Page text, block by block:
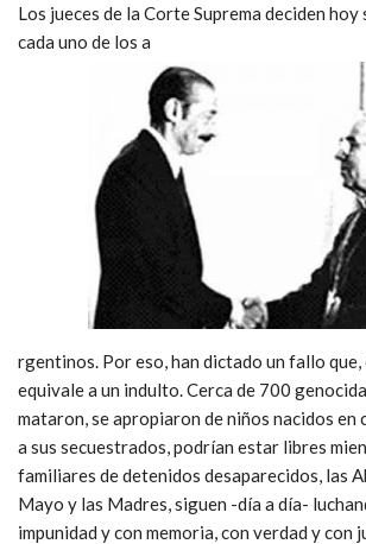
Los jueces de la Corte Suprema deciden
cada uno de los a
rgentinos. Por eso, han dictado un fallo que,
equivale a un indulto. Cerca de 700
mataron, se apropiaron de niños nacidos
a sus secuestrados, podrían estar libres
familiares de detenidos desaparecidos, las
Mayo y las Madres, siguen -día a día-
impunidad y con memoria, con verdad y con